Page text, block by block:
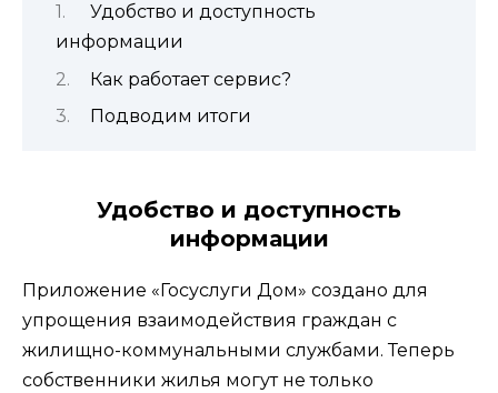
Удобство и доступность
информации
Как работает сервис?
Подводим итоги
Удобство и доступность
информации
Приложение «Госуслуги Дом» создано для
упрощения взаимодействия граждан с
жилищно-коммунальными службами. Теперь
собственники жилья могут не только